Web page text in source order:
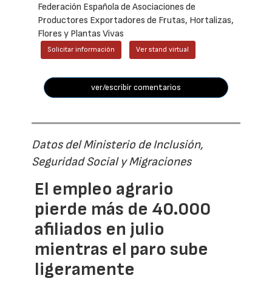
Federación Española de Asociaciones de
Productores Exportadores de Frutas, Hortalizas,
Flores y Plantas Vivas
Solicitar información Ver stand virtual
ver/escribir comentarios
Datos del Ministerio de Inclusión,
Seguridad Social y Migraciones
El empleo agrario
pierde más de 40.000
afiliados en julio
mientras el paro sube
ligeramente